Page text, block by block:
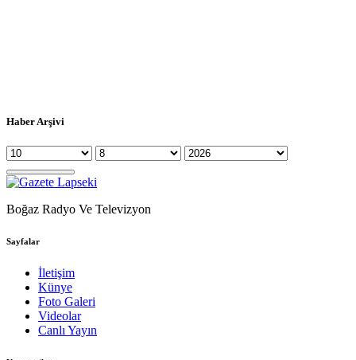
Haber Arşivi
Boğaz Radyo Ve Televizyon
Sayfalar
İletişim
Künye
Foto Galeri
Videolar
Canlı Yayın